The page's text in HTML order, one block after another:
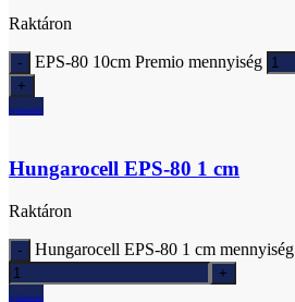
Raktáron
EPS-80 10cm Premio mennyiség
Ajánlatkérés
Hungarocell EPS-80 1 cm
Raktáron
Hungarocell EPS-80 1 cm mennyiség
Ajánlatkérés